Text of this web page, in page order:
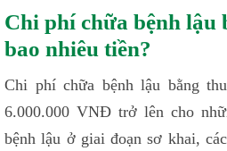
Chi phí chữa bệnh lậu
bao nhiêu tiền?
Chi phí chữa bệnh lậu bằng
6.000.000 VNĐ trở lên cho
bệnh lậu ở giai đoạn sơ khai,